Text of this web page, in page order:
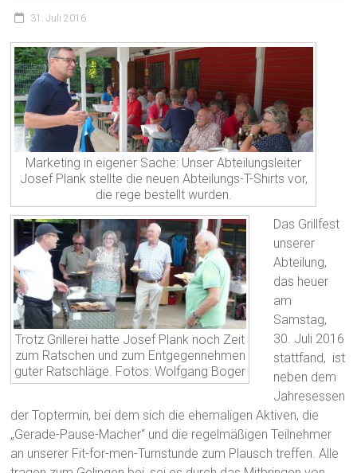
31. Juli 2016
Marketing in eigener Sache: Unser Abteilungsleiter
Josef Plank stellte die neuen Abteilungs-T-Shirts vor,
die rege bestellt wurden.
Trotz Grillerei hatte Josef Plank noch Zeit
zum Ratschen und zum Entgegennehmen
guter Ratschläge. Fotos: Wolfgang Boger
Das Grillfest
unserer
Abteilung,
das heuer
am
Samstag,
30. Juli 2016
stattfand, ist
neben dem
Jahresessen
der Toptermin, bei dem sich die ehemaligen Aktiven, die
„Gerade-Pause-Macher“ und die regelmäßigen Teilnehmer
an unserer Fit-for-men-Turnstunde zum Plausch treffen. Alle